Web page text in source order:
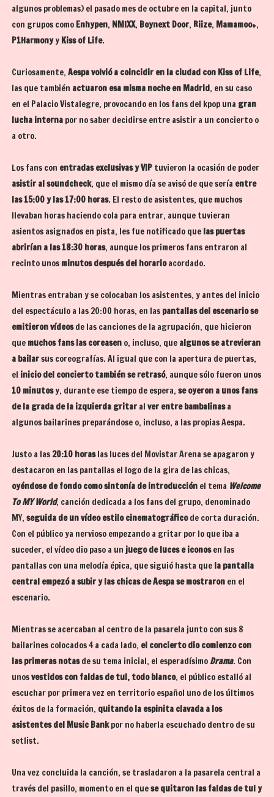
algunos problemas) el pasado mes de octubre en la capital, junto
con grupos como Enhypen, NMIXX, Boynext Door, Riize, Mamamoo+,
P1HarmonyyKiss of Life.
Curiosamente, Aespa volvió a coincidir en la ciudad con Kiss of Life,
las que también actuaron esa misma noche en Madrid, en su caso
en el Palacio Vistalegre, provocando en los fans del kpop una gran
lucha internapor no saber decidirse entre asistir a un concierto o
a otro.
Los fans con entradas exclusivas y VIPtuvieron la ocasión de poder
asistir al soundcheck, que el mismo día se avisó de que sería entre
las 15:00 y las 17:00 horas. El resto de asistentes, que muchos
llevaban horas haciendo cola para entrar, aunque tuvieran
asientos asignados en pista, les fue notificado que las puertas
abrirían a las 18:30 horas, aunque los primeros fans entraron al
recinto unos minutos después del horarioacordado.
Mientras entraban y se colocaban los asistentes, y antes del inicio
del espectáculo a las 20:00 horas, en las pantallas del escenario se
emitieron vídeosde las canciones de la agrupación, que hicieron
que muchos fans las coreaseno, incluso, que algunos se atrevieran
a bailarsus coreografías. Al igual que con la apertura de puertas,
el inicio del concierto también se retrasó, aunque sólo fueron unos
10 minutosy, durante ese tiempo de espera, se oyeron a unos fans
de la grada de la izquierda gritaral ver entre bambalinasa
algunos bailarines preparándose o, incluso, a las propias Aespa.
Justo a las20:10 horaslas luces del Movistar Arena se apagaron y
destacaron en las pantallas el logo de la gira de las chicas,
oyéndose de fondo como sintonía de introducciónel tema Welcome
To MY World, canción dedicada a los fans del grupo, denominado
MY, seguida de un vídeo estilo cinematográficode corta duración.
Con el público ya nervioso empezando a gritar por lo que iba a
suceder, el vídeo dio paso a un juego de luces e iconosen las
pantallas con una melodía épica, que siguió hasta que la pantalla
central empezó a subir y las chicas de Aespa se mostraronen el
escenario.
Mientras se acercaban al centro de la pasarela junto con sus 8
bailarines colocados 4 a cada lado, el concierto dio comienzo con
las primeras notasde su tema inicial, el esperadísimo Drama. Con
unosvestidos con faldas de tul, todo blanco, el público estalló al
escuchar por primera vez en territorio español uno de los últimos
éxitos de la formación, quitando la espinita clavada a los
asistentes del Music Bankpor no haberla escuchado dentro de su
setlist.
Una vez concluida la canción, se trasladaron a la pasarela central a
través del pasillo, momento en el quese quitaron las faldas de tul y